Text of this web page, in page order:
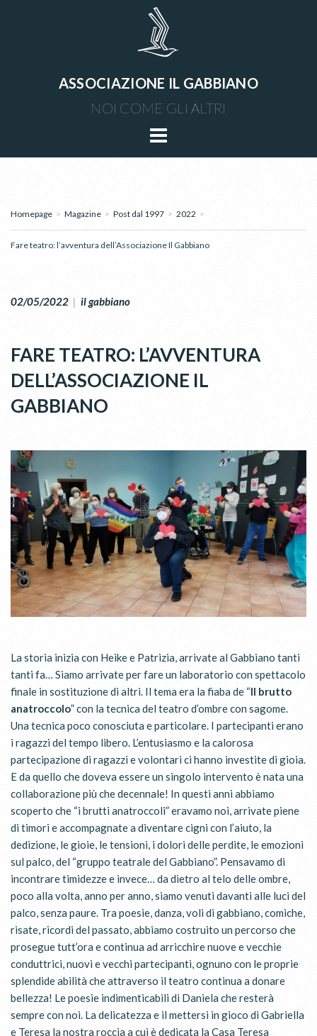
ASSOCIAZIONE IL GABBIANO
NOI COME GLI ALTRI
Homepage > Magazine > Post dal 1997 > 2022 >
Fare teatro: l’avventura dell’Associazione Il Gabbiano
02/05/2022 | il gabbiano
FARE TEATRO: L’AVVENTURA
DELL’ASSOCIAZIONE IL
GABBIANO
La storia inizia con Heike e Patrizia, arrivate al Gabbiano tanti
tanti fa… Siamo arrivate per fare un laboratorio con spettacolo
finale in sostituzione di altri. Il tema era la fiaba de “Il brutto
anatroccolo” con la tecnica del teatro d’ombre con sagome.
Una tecnica poco conosciuta e particolare. I partecipanti erano
i ragazzi del tempo libero. L’entusiasmo e la calorosa
partecipazione di ragazzi e volontari ci hanno investite di gioia.
E da quello che doveva essere un singolo intervento è nata una
collaborazione più che decennale! In questi anni abbiamo
scoperto che “i brutti anatroccoli” eravamo noi, arrivate piene
di timori e accompagnate a diventare cigni con l’aiuto, la
dedizione, le gioie, le tensioni, i dolori delle perdite, le emozioni
sul palco, del “gruppo teatrale del Gabbiano”. Pensavamo di
incontrare timidezze e invece… da dietro al telo delle ombre,
poco alla volta, anno per anno, siamo venuti davanti alle luci del
palco, senza paure. Tra poesie, danza, voli di gabbiano, comiche,
risate, ricordi del passato, abbiamo costruito un percorso che
prosegue tutt’ora e continua ad arricchire nuove e vecchie
conduttrici, nuovi e vecchi partecipanti, ognuno con le proprie
splendide abilità che attraverso il teatro continua a donare
bellezza! Le poesie indimenticabili di Daniela che resterà
sempre con noi. La delicatezza e il mettersi in gioco di Gabriella
e Teresa la nostra roccia a cui è dedicata la Casa Teresa